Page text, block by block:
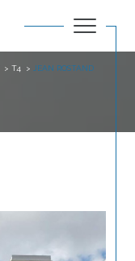
T4 JEAN ROSTAND